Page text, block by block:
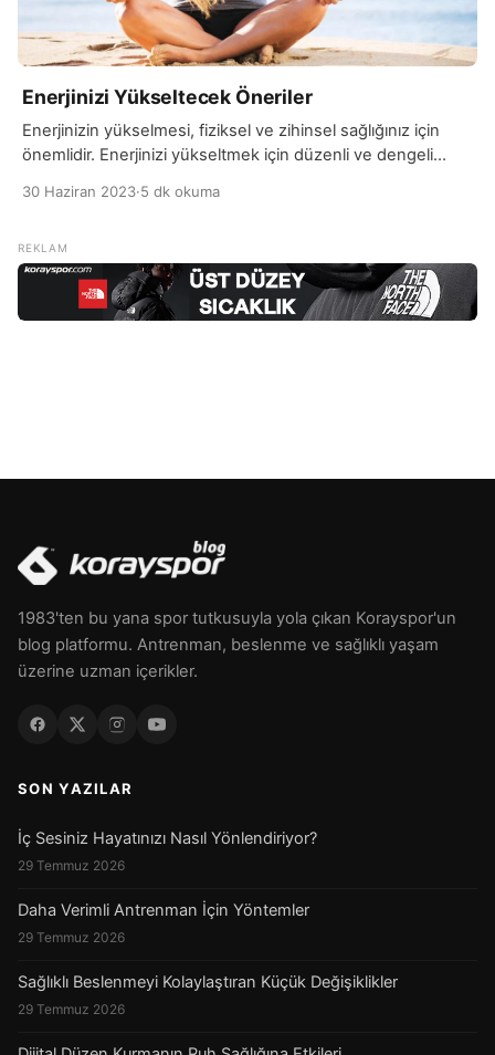
Enerjinizi Yükseltecek Öneriler
Enerjinizin yükselmesi, fiziksel ve zihinsel sağlığınız için
önemlidir. Enerjinizi yükseltmek için düzenli ve dengeli
Ayrıca, kişisel enerji düzeylerinizi ve ihtiyaçlarınızı anlamak,
kendinize zaman ayırarak dinlenmek ve gevşemek de
enerji seviyenizi yükseltmede etkili olabilir. […]
30 Haziran 2023·5 dk okuma
1983'ten bu yana spor tutkusuyla yola çıkan Korayspor'un
blog platformu. Antrenman, beslenme ve sağlıklı yaşam
üzerine uzman içerikler.
SON YAZILAR
İç Sesiniz Hayatınızı Nasıl Yönlendiriyor?
29 Temmuz 2026
Daha Verimli Antrenman İçin Yöntemler
29 Temmuz 2026
Sağlıklı Beslenmeyi Kolaylaştıran Küçük Değişiklikler
29 Temmuz 2026